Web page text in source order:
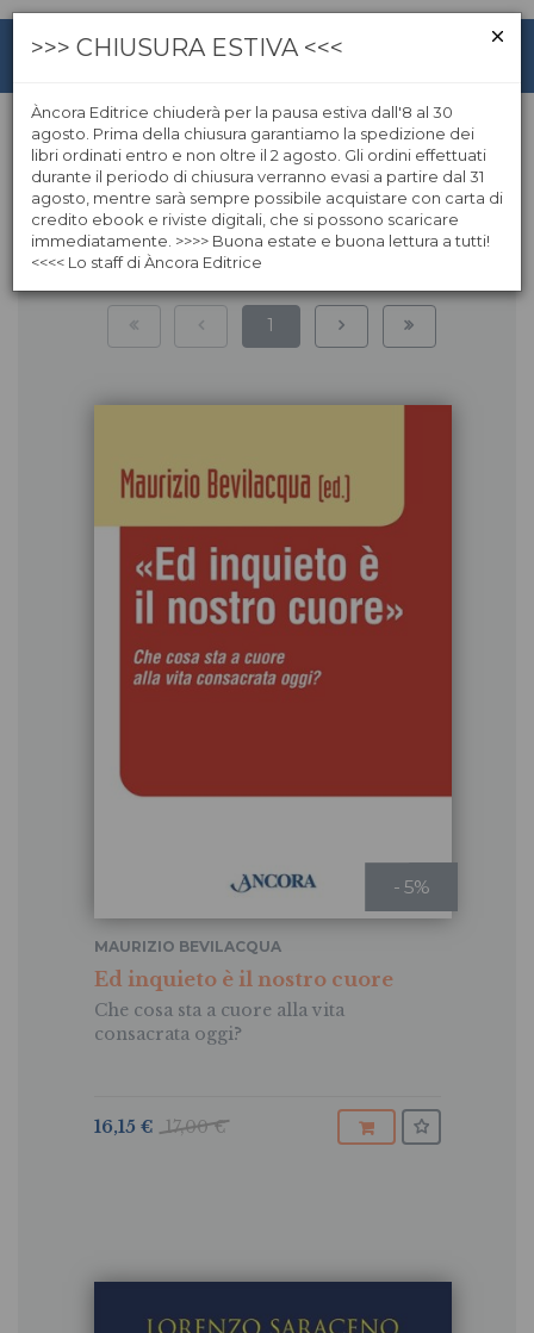
Vita consacrata
77risultati | pagina:
1
- 5%
Ed inquieto è il nostro cuore
Che cosa sta a cuore alla vita
consacrata oggi?
MAURIZIO BEVILACQUA
17,00 €
16,15 €
>>> CHIUSURA ESTIVA <<<
Àncora Editrice chiuderà per la pausa estiva dall'8 al 30
agosto. Prima della chiusura garantiamo la spedizione dei
libri ordinati entro e non oltre il 2 agosto. Gli ordini effettuati
durante il periodo di chiusura verranno evasi a partire dal 31
agosto, mentre sarà sempre possibile acquistare con carta di
credito ebook e riviste digitali, che si possono scaricare
immediatamente. >>>> Buona estate e buona lettura a tutti!
<<<< Lo staff di Àncora Editrice